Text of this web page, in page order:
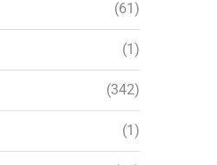
(61)
(1)
(342)
(1)